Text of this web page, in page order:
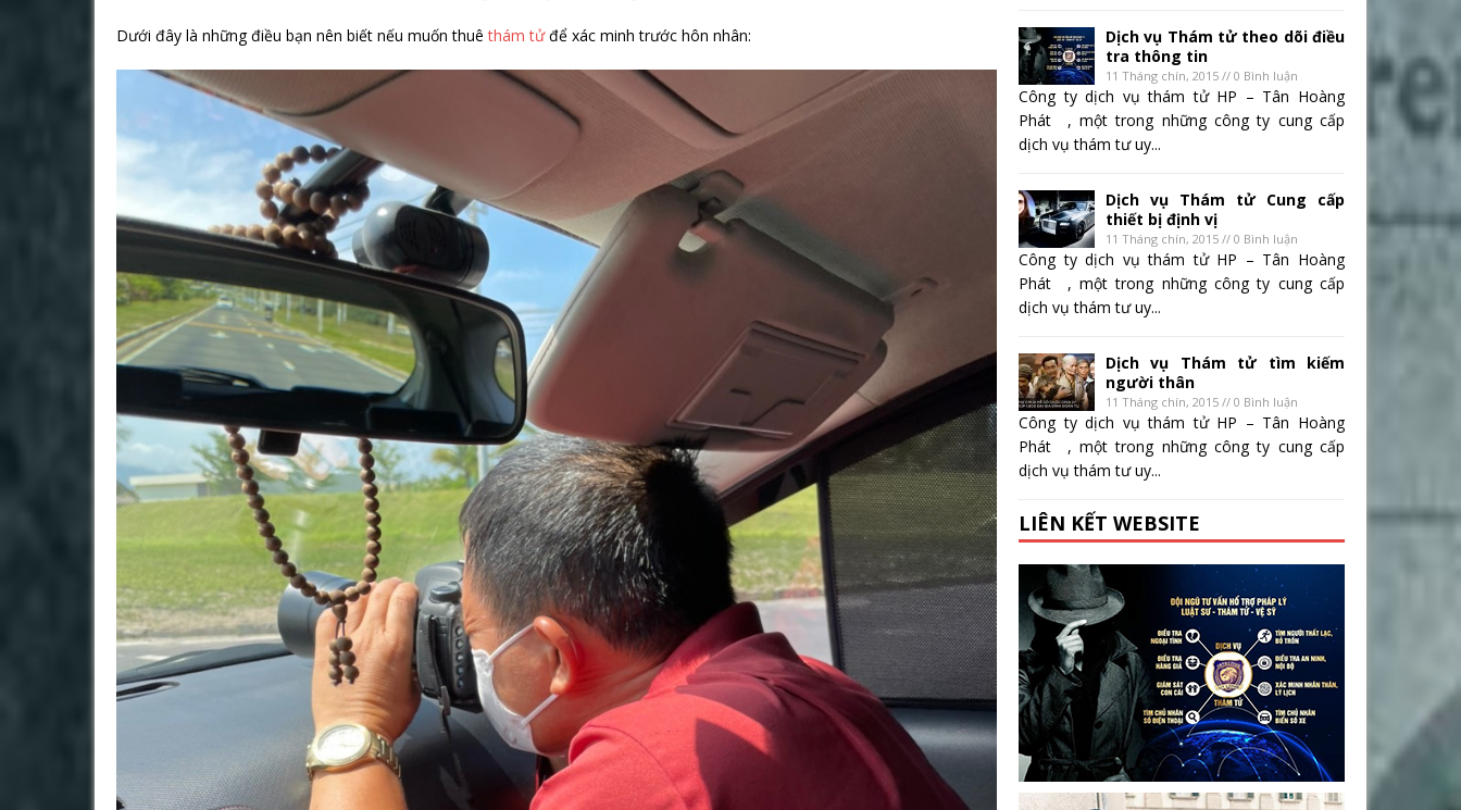
Dưới đây là những điều bạn nên biết nếu muốn thuêthám tửđể xác minh trước hôn nhân:
Dịch vụ Thám tử theo dõi điều
tra thông tin
11 Tháng chín, 2015 // 0 Bình luận
Công ty dịch vụ thám tử HP – Tân Hoàng
Phát , một trong những công ty cung cấp
dịch vụ thám tư uy...
Dịch vụ Thám tử Cung cấp
thiết bị định vị
11 Tháng chín, 2015 // 0 Bình luận
Công ty dịch vụ thám tử HP – Tân Hoàng
Phát , một trong những công ty cung cấp
dịch vụ thám tư uy...
Dịch vụ Thám tử tìm kiếm
người thân
11 Tháng chín, 2015 // 0 Bình luận
Công ty dịch vụ thám tử HP – Tân Hoàng
Phát , một trong những công ty cung cấp
dịch vụ thám tư uy...
LIÊN KẾT WEBSITE